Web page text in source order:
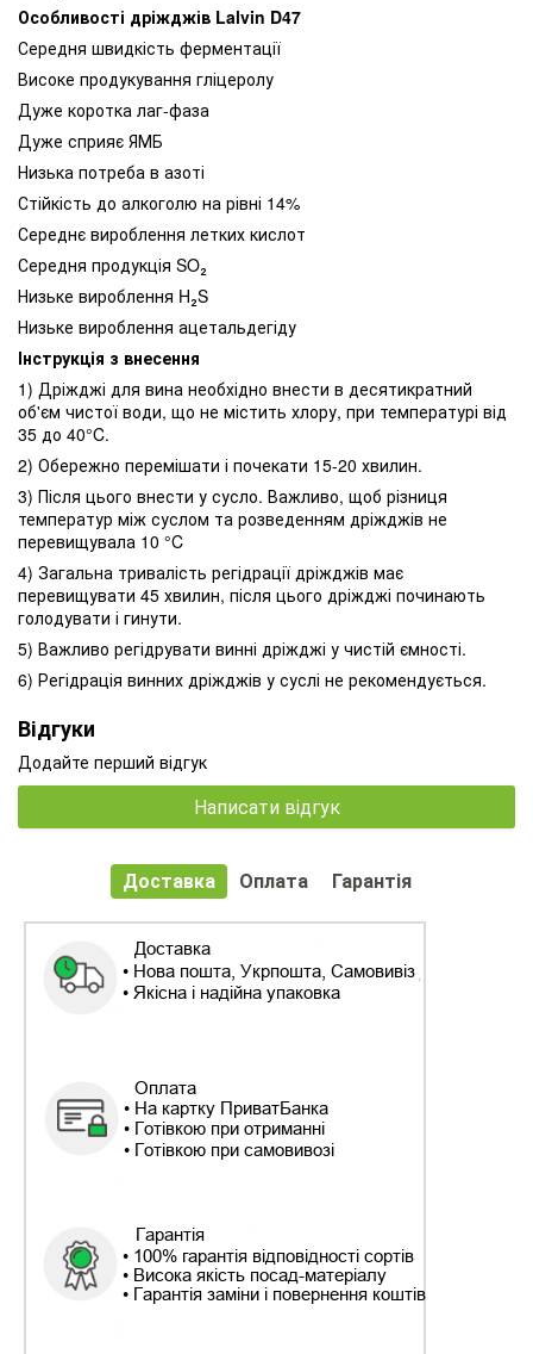
Особливості дріжджів Lalvin D47
Середня швидкість ферментації
Високе продукування гліцеролу
Дуже коротка лаг-фаза
Дуже сприяє ЯМБ
Низька потреба в азоті
Стійкість до алкоголю на рівні 14%
Середнє вироблення летких кислот
Середня продукція SO₂
Низьке вироблення H₂S
Низьке вироблення ацетальдегіду
Інструкція з внесення
1) Дріжджі для вина необхідно внести в десятикратний
об'єм чистої води, що не містить хлору, при температурі від
35 до 40°C.
2) Обережно перемішати і почекати 15-20 хвилин.
3) Після цього внести у сусло. Важливо, щоб різниця
температур між суслом та розведенням дріжджів не
перевищувала 10 °C
4) Загальна тривалість регідрації дріжджів має
перевищувати 45 хвилин, після цього дріжджі починають
голодувати і гинути.
5) Важливо регідрувати винні дріжджі у чистій ємності.
6) Регідрація винних дріжджів у суслі не рекомендується.
Відгуки
Додайте перший відгук
Написати відгук
Доставка Оплата Гарантія